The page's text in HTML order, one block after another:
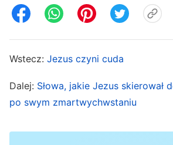
sługusami szatana. Esencją ich
Bogiem o status, konkurowanie
nieustanne wystawianie Boga
istotę swego oporu względem
Wstecz: Jezus czyni cuda
Dalej: Słowa, jakie Jezus skierował
po swym zmartwychwstaniu